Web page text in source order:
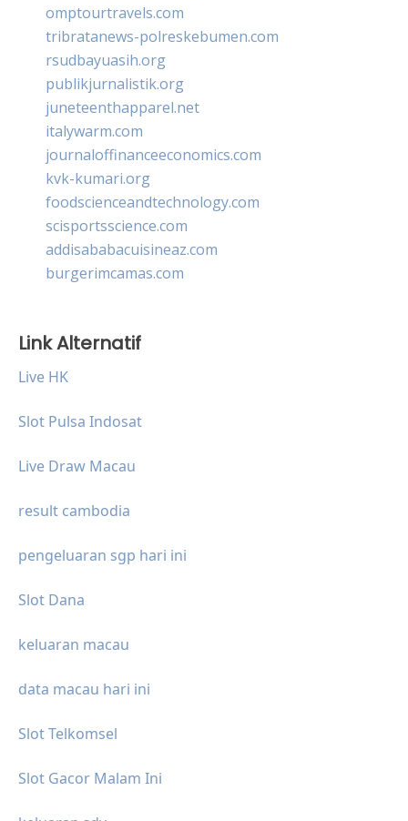
omptourtravels.com
tribratanews-polreskebumen.com
rsudbayuasih.org
publikjurnalistik.org
juneteenthapparel.net
italywarm.com
journaloffinanceeconomics.com
kvk-kumari.org
foodscienceandtechnology.com
scisportsscience.com
addisababacuisineaz.com
burgerimcamas.com
Link Alternatif
Live HK
Slot Pulsa Indosat
Live Draw Macau
result cambodia
pengeluaran sgp hari ini
Slot Dana
keluaran macau
data macau hari ini
Slot Telkomsel
Slot Gacor Malam Ini